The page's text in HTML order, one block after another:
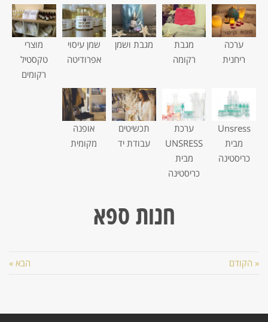
ערכה
ריחנית
מגבת
רקומה
מגבת ושמן
שמן עיסוי
אפרודיטה
מוצרי
טקסטיל
רקומים
Unsress
מבית
כריסטינה
ערכת
UNSRESS
מבית
כריסטינה
תכשיטים
עבודת יד
אופנה
מקומית
חנות ספא
« הקודם הבא »